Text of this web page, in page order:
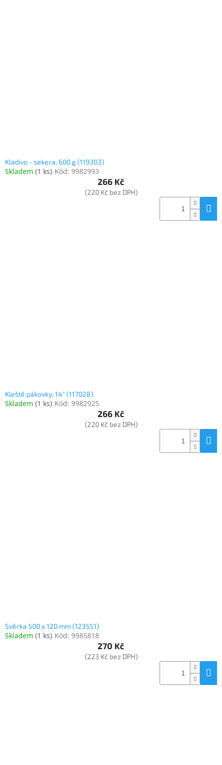
Kladivo - sekera, 600 g (119303)
Skladem (1 ks) Kód: 9982993
266 Kč
(220 Kč bez DPH)
Kleště pákovky, 14" (117028)
Skladem (1 ks) Kód: 9982925
266 Kč
(220 Kč bez DPH)
Svěrka 500 x 120 mm (123551)
Skladem (1 ks) Kód: 9985818
270 Kč
(223 Kč bez DPH)